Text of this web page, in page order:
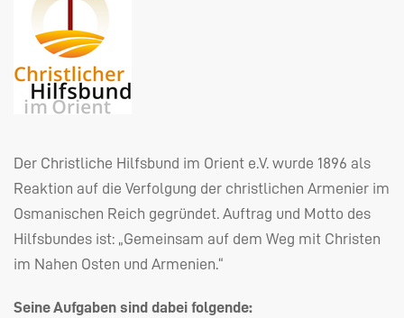
Der Christliche Hilfsbund im Orient e.V. wurde 1896 als
Reaktion auf die Verfolgung der christlichen Armenier im
Osmanischen Reich gegründet. Auftrag und Motto des
Hilfsbundes ist: „Gemeinsam auf dem Weg mit Christen
im Nahen Osten und Armenien.“
Seine Aufgaben sind dabei folgende: